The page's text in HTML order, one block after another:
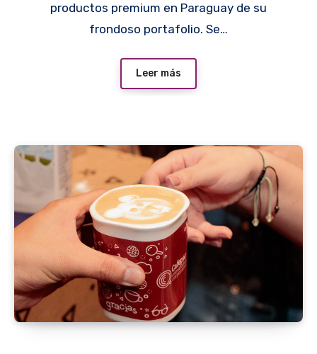
productos premium en Paraguay de su
frondoso portafolio. Se…
Leer más